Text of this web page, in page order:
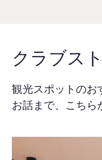
クラブス
観光スポットのお
お話まで、こちら